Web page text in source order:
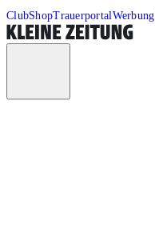
ClubShopTrauerportalWerbung